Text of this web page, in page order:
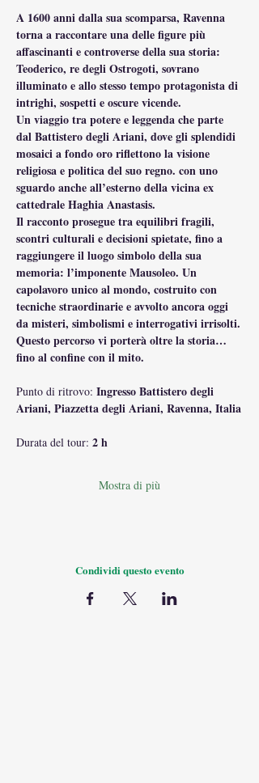
A 1600 anni dalla sua scomparsa, Ravenna
torna a raccontare una delle figure più
affascinanti e controverse della sua storia:
Teoderico, re degli Ostrogoti, sovrano
illuminato e allo stesso tempo protagonista di
intrighi, sospetti e oscure vicende.
Un viaggio tra potere e leggenda che parte
dal Battistero degli Ariani, dove gli splendidi
mosaici a fondo oro riflettono la visione
religiosa e politica del suo regno. con uno
sguardo anche all’esterno della vicina ex
cattedrale Haghia Anastasis.
Il racconto prosegue tra equilibri fragili,
scontri culturali e decisioni spietate, fino a
raggiungere il luogo simbolo della sua
memoria: l’imponente Mausoleo. Un
capolavoro unico al mondo, costruito con
tecniche straordinarie e avvolto ancora oggi
da misteri, simbolismi e interrogativi irrisolti.
Questo percorso vi porterà oltre la storia…
fino al confine con il mito.
Punto di ritrovo: Ingresso Battistero degli
Ariani, Piazzetta degli Ariani, Ravenna, Italia
Durata del tour: 2 h
Mostra di più
Condividi questo evento